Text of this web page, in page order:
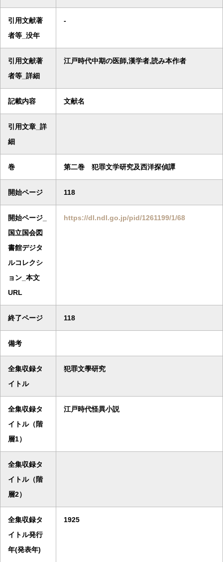
引用文献著
者等_没年
-
引用文献著
者等_詳細
江戸時代中期の医師,漢学者,読み本作者
記載内容 文献名
引用文章_詳
細
巻 第二巻 犯罪文学研究及西洋探偵譚
開始ページ 118
開始ページ_
国立国会図
書館デジタ
ルコレクシ
ョン_本文
URL
https://dl.ndl.go.jp/pid/1261199/1/68
終了ページ 118
備考
全集収録タ
イトル
犯罪文學研究
全集収録タ
イトル（階
層1）
江戸時代怪異小説
全集収録タ
イトル（階
層2）
全集収録タ
イトル発行
年(発表年)
1925